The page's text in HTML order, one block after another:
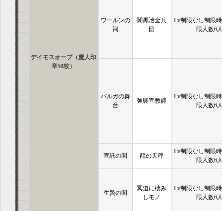
デイモスオーブ（魔人印
章50枚）
ワールンの
祠
闇黒冶金兵
団
Lv制限なし制限
限人数6
バルガの舞
台
強襲宣教師
Lv制限なし制限
限人数6
宣託の間 龍の天秤
Lv制限なし制限
限人数6
生贄の間
冥道に棲み
しモノ
Lv制限なし制限
限人数6